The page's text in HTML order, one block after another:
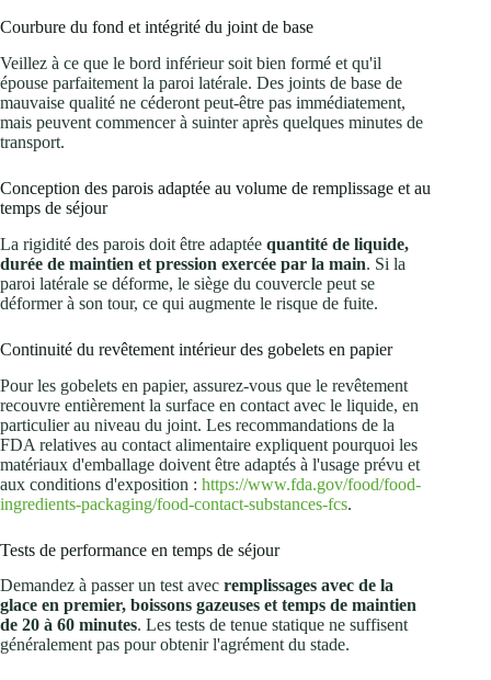
Courbure du fond et intégrité du joint de base
Veillez à ce que le bord inférieur soit bien formé et qu'il
épouse parfaitement la paroi latérale. Des joints de base de
mauvaise qualité ne céderont peut-être pas immédiatement,
mais peuvent commencer à suinter après quelques minutes de
transport.
Conception des parois adaptée au volume de remplissage et au
temps de séjour
La rigidité des parois doit être adaptée quantité de liquide,
durée de maintien et pression exercée par la main. Si la
paroi latérale se déforme, le siège du couvercle peut se
déformer à son tour, ce qui augmente le risque de fuite.
Continuité du revêtement intérieur des gobelets en papier
Pour les gobelets en papier, assurez-vous que le revêtement
recouvre entièrement la surface en contact avec le liquide, en
particulier au niveau du joint. Les recommandations de la
FDA relatives au contact alimentaire expliquent pourquoi les
matériaux d'emballage doivent être adaptés à l'usage prévu et
aux conditions d'exposition : https://www.fda.gov/food/food-
ingredients-packaging/food-contact-substances-fcs.
Tests de performance en temps de séjour
Demandez à passer un test avec remplissages avec de la
glace en premier, boissons gazeuses et temps de maintien
de 20 à 60 minutes. Les tests de tenue statique ne suffisent
généralement pas pour obtenir l'agrément du stade.